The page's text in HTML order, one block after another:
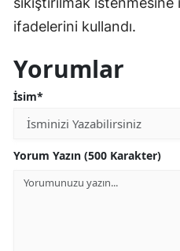
ifadelerini kullandı.
Yorumlar
İsim*
Yorum Yazın (500 Karakter)